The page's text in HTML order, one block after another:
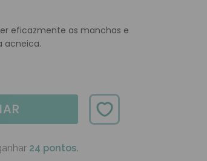
eficazmente as manchas e
acneica.
24 pontos.